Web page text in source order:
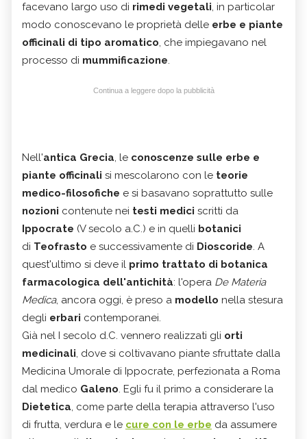
facevano largo uso di rimedi vegetali, in particolar
modo conoscevano le proprietà delle erbe e piante
officinali di tipo aromatico, che impiegavano nel
processo di mummificazione.
Continua a leggere dopo la pubblicità
Nell'antica Grecia, le conoscenze sulle erbe e
piante officinali si mescolarono con le teorie
medico-filosofiche e si basavano soprattutto sulle
nozioni contenute nei testi medici scritti da
Ippocrate (V secolo a.C.) e in quelli botanici
di Teofrasto e successivamente di Dioscoride. A
quest'ultimo si deve il primo trattato di botanica
farmacologica dell'antichità: l'opera De Materia
Medica, ancora oggi, è preso a modello nella stesura
degli erbari contemporanei.
Già nel I secolo d.C. vennero realizzati gli orti
medicinali, dove si coltivavano piante sfruttate dalla
Medicina Umorale di Ippocrate, perfezionata a Roma
dal medico Galeno. Egli fu il primo a considerare la
Dietetica, come parte della terapia attraverso l'uso
di frutta, verdura e le cure con le erbe da assumere